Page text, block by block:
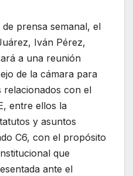
prensa semanal, el
Iván Pérez,
a una reunión
de la cámara para
relacionados con el
entre ellos la
y asuntos
C6, con el propósito
que
ante el